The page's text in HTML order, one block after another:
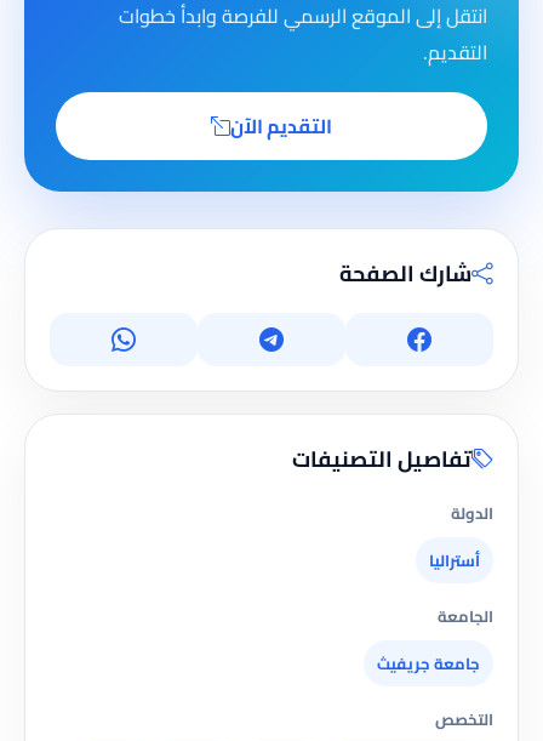
انتقل إلى الموقع الرسمي للفرصة وابدأ خطوات
التقديم.
التقديم الآن
شارك الصفحة
تفاصيل التصنيفات
الدولة
أستراليا
الجامعة
جامعة جريفيث
التخصص